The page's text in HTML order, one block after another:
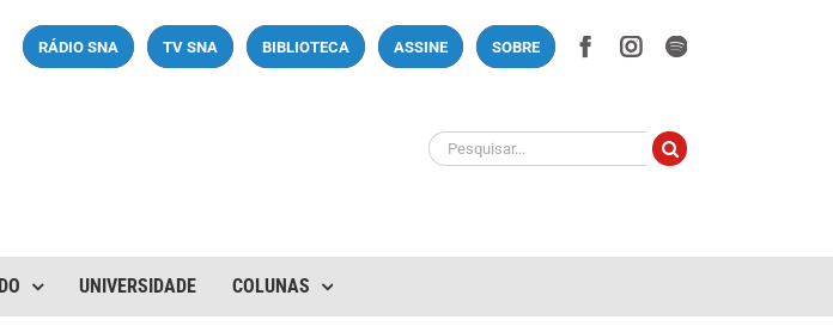
RÁDIO SNA TV SNA BIBLIOTECA ASSINE SOBRE Facebook
Instagram
Spotify
Buscar
resultados
UNIVERSIDADE COLUNAS